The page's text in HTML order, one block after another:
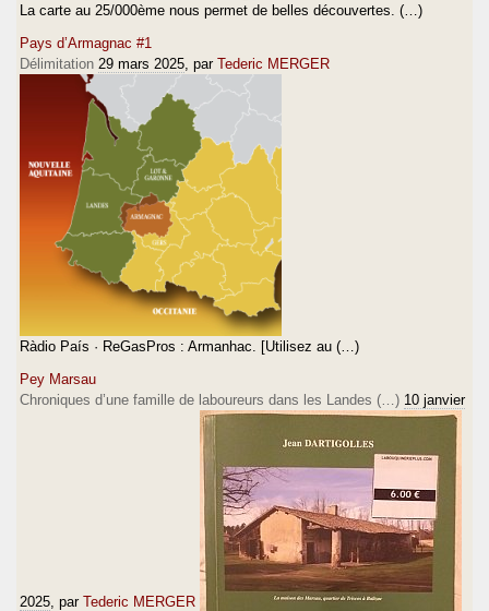
La carte au 25/000ème nous permet de belles découvertes. (…)
Pays d’Armagnac #1
Délimitation 29 mars 2025 , par Tederic MERGER
Ràdio País · ReGasPros : Armanhac. [Utilisez au (…)
Pey Marsau
Chroniques d’une famille de laboureurs dans les Landes (…) 10 janvier
2025 , par Tederic MERGER